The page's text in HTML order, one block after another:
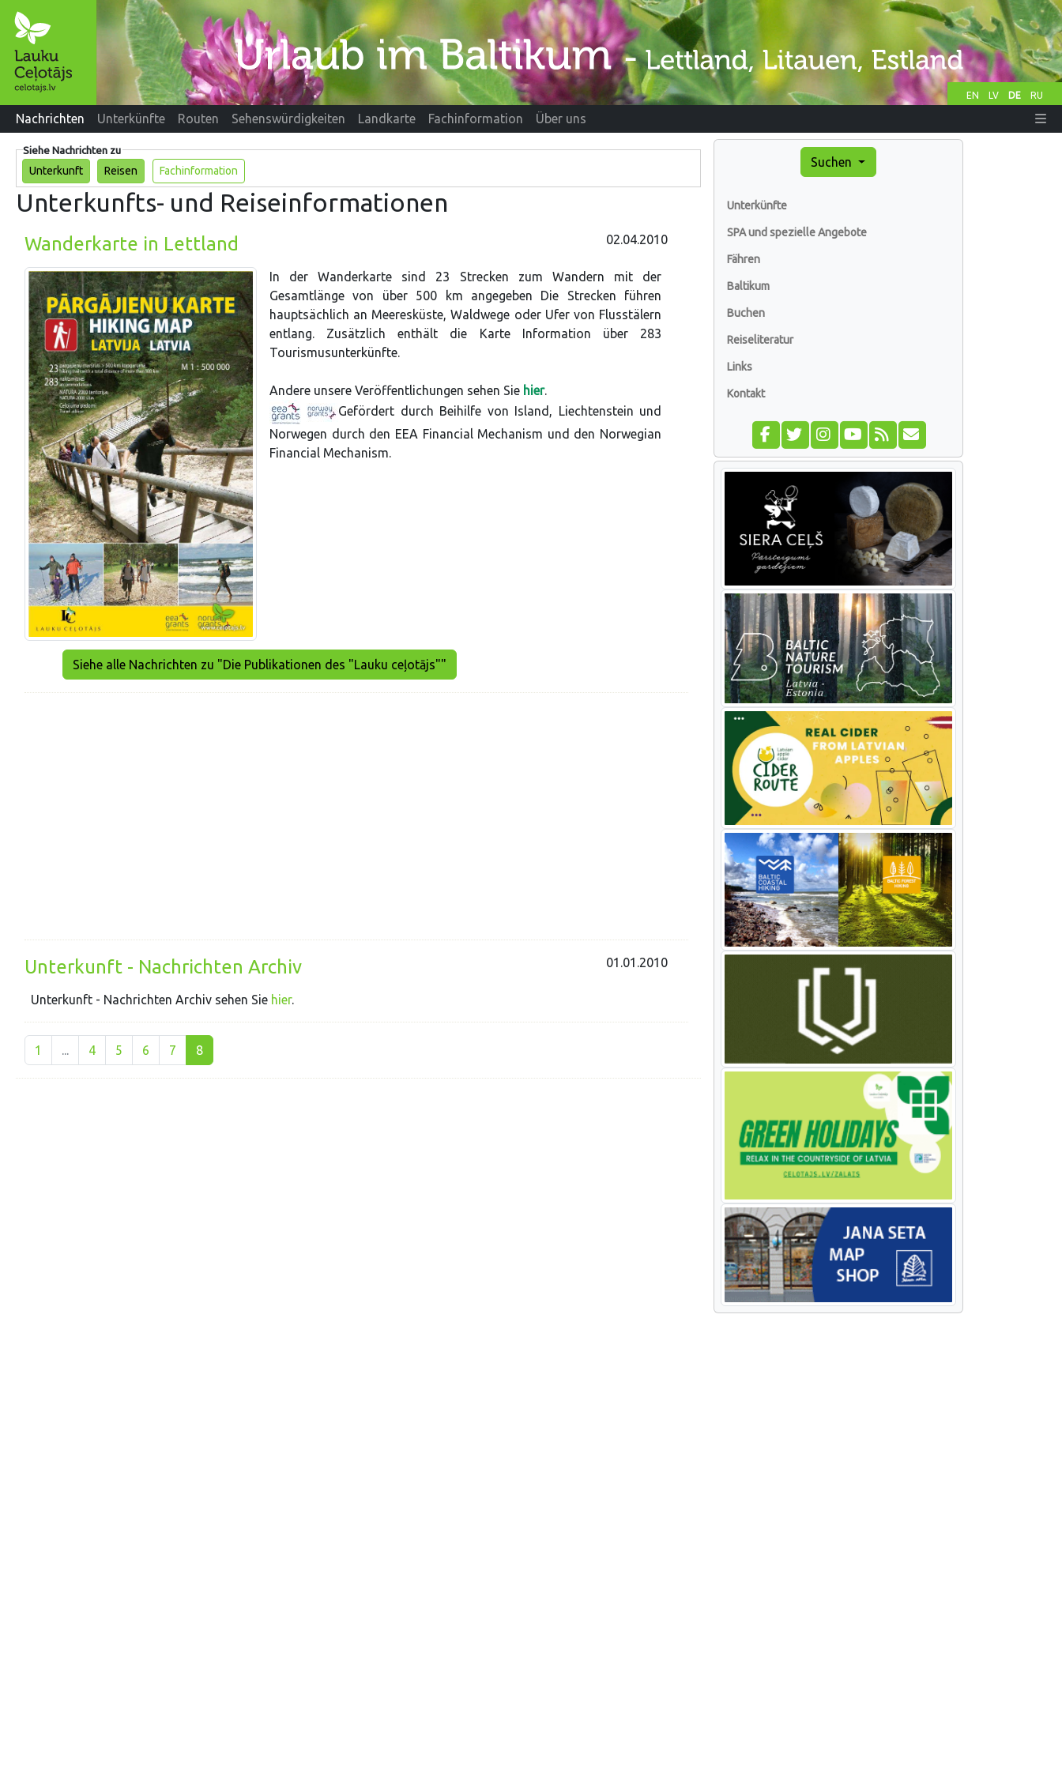
EN LV DE RU
Nachrichten Unterkünfte Routen Sehenswürdigkeiten Landkarte Fachinformation Über uns
Siehe Nachrichten zu
Unterkunft
Reisen Fachinformation
Unterkunfts- und Reiseinformationen
Wanderkarte in Lettland 02.04.2010
In der Wanderkarte sind 23 Strecken zum Wandern mit der
Gesamtlänge von über 500 km angegeben Die Strecken führen
hauptsächlich an Meeresküste, Waldwege oder Ufer von Flusstälern
entlang. Zusätzlich enthält die Karte Information über 283
Tourismusunterkünfte.
Andere unsere Veröffentlichungen sehen Sie hier.
Gefördert durch Beihilfe von Island, Liechtenstein und
Norwegen durch den EEA Financial Mechanism und den Norwegian
Financial Mechanism.
Siehe alle Nachrichten zu "Die Publikationen des "Lauku ceļotājs""
Unterkunft - Nachrichten Archiv 01.01.2010
Unterkunft - Nachrichten Archiv sehen Sie hier.
1 ... 4 5 6 7 8
Suchen
Unterkünfte
SPA und spezielle Angebote
Fähren
Baltikum
Buchen
Reiseliteratur
Links
Kontakt